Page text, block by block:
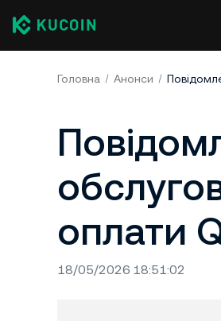
Головна Анонси
оплати
18/05/2026 18:51:02